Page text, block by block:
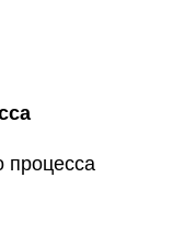
процесса